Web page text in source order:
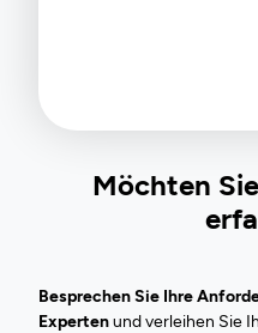
Möchten
Besprechen Sie Ihre
Expertenund verleihen Sie